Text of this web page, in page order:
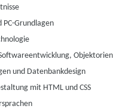
PC-Grundlagen
und Datenbankdesign
mit HTML und CSS